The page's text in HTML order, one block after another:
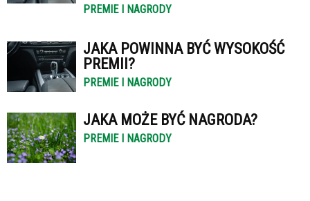
PREMIE I NAGRODY
JAKA POWINNA BYĆ WYSOKOŚĆ
PREMII?
PREMIE I NAGRODY
JAKA MOŻE BYĆ NAGRODA?
PREMIE I NAGRODY